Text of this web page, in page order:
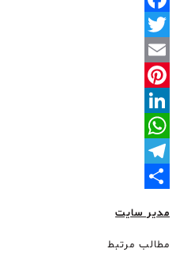
Facebook
Twitter
Email
Pinterest
LinkedIn
WhatsApp
Telegram
مدیر سایت
مطالب مرتبط